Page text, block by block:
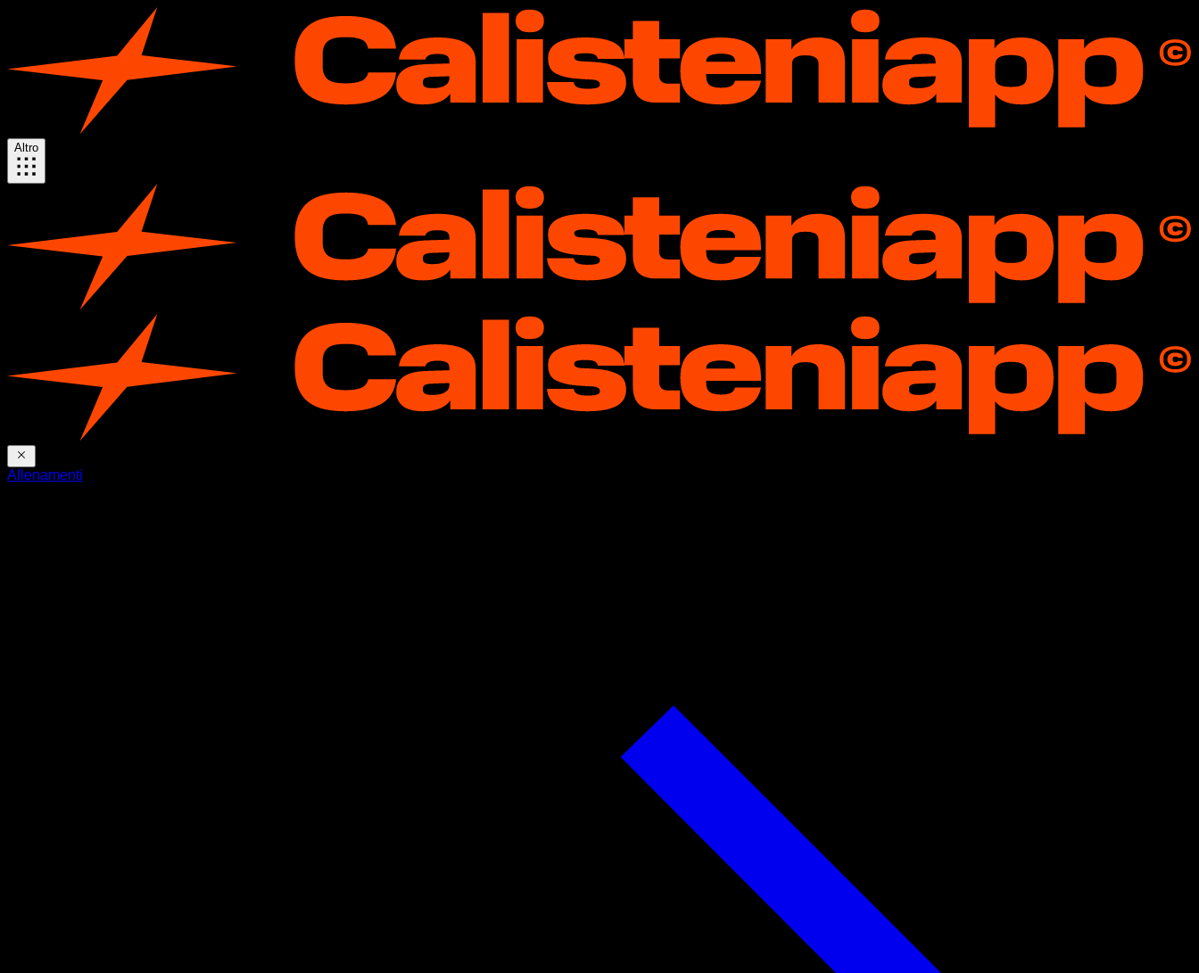
Altro
Allenamenti